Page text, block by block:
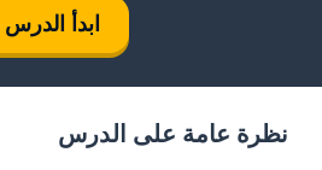
ابدأ الدرس
نظرة عامة على الدرس